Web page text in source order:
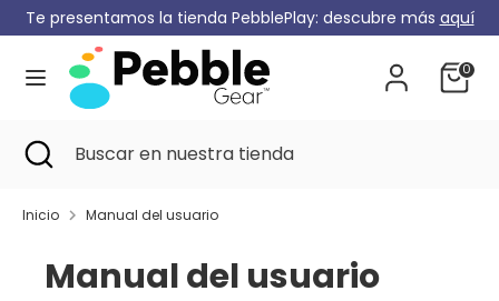
al
contenido
Te presentamos la tienda PebblePlay: descubre más aquí
0
Moneda
Alemania (EUR €)
Buscar
en
Buscar
nuestra
Buscar
en
Buscar
tienda
Cerrar
búsqueda
Inicio Manual del usuario
Manual del usuario